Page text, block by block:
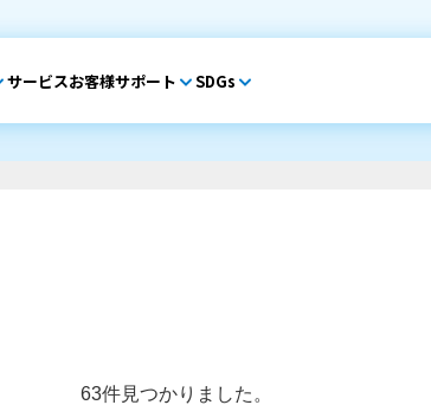
サービスお客様サポート SDGs
63件見つかりました。